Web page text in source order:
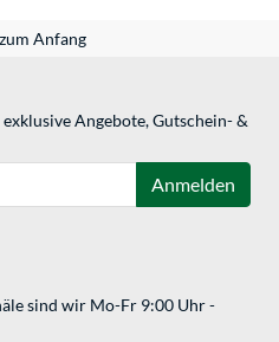
Anfang
Angebote, Gutschein- &
Anmelden
sind wir Mo-Fr 9:00 Uhr -